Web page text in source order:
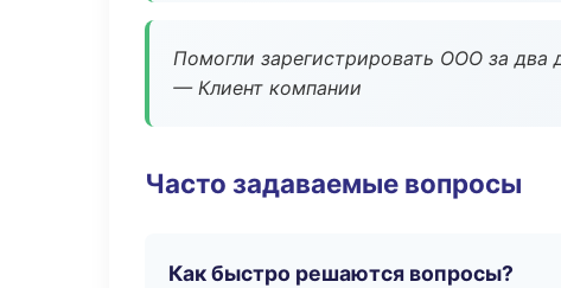
Помогли зарегистрировать ООО за два
— Клиент компании
Часто задаваемые вопросы
Как быстро решаются вопросы?